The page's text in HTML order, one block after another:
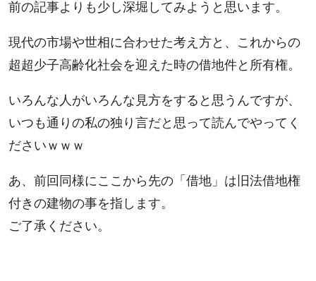
前の記事よりも少し深堀してみようと思います。
現代の市場や世相に合わせた考え方と、これからの
超超少子高齢化社会を迎えた時の借地件と所有権。
いろんな人がいろんな見方をすると思うんですが、
いつも通りの私の独り言だと思って読んでやってく
ださいｗｗｗ
あ、前回同様にここから先の「借地」は旧法借地権
付きの建物の事を指します。
ご了承ください。